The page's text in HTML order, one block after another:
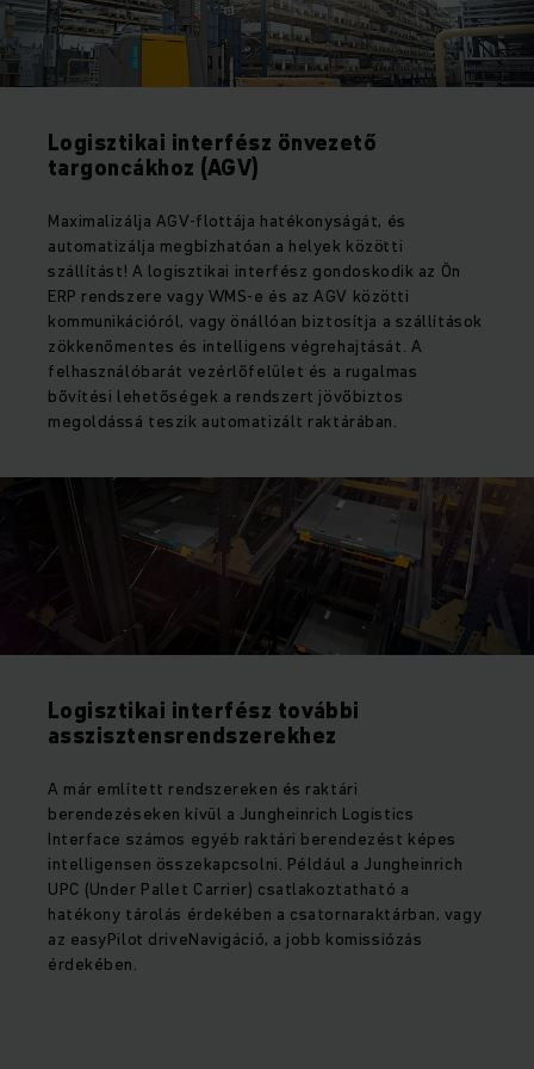
Logisztikai interfész önvezető
targoncákhoz (AGV)
Maximalizálja AGV-flottája hatékonyságát, és
automatizálja megbízhatóan a helyek közötti
szállítást! A logisztikai interfész gondoskodik az Ön
ERP rendszere vagy WMS-e és az AGV közötti
kommunikációról, vagy önállóan biztosítja a szállítások
zökkenőmentes és intelligens végrehajtását. A
felhasználóbarát vezérlőfelület és a rugalmas
bővítési lehetőségek a rendszert jövőbiztos
megoldássá teszik automatizált raktárában.
Logisztikai interfész további
asszisztensrendszerekhez
A már említett rendszereken és raktári
berendezéseken kívül a Jungheinrich Logistics
Interface számos egyéb raktári berendezést képes
intelligensen összekapcsolni. Például a Jungheinrich
UPC (Under Pallet Carrier) csatlakoztatható a
hatékony tárolás érdekében a csatornaraktárban, vagy
az easyPilot driveNavigáció, a jobb komissiózás
érdekében.